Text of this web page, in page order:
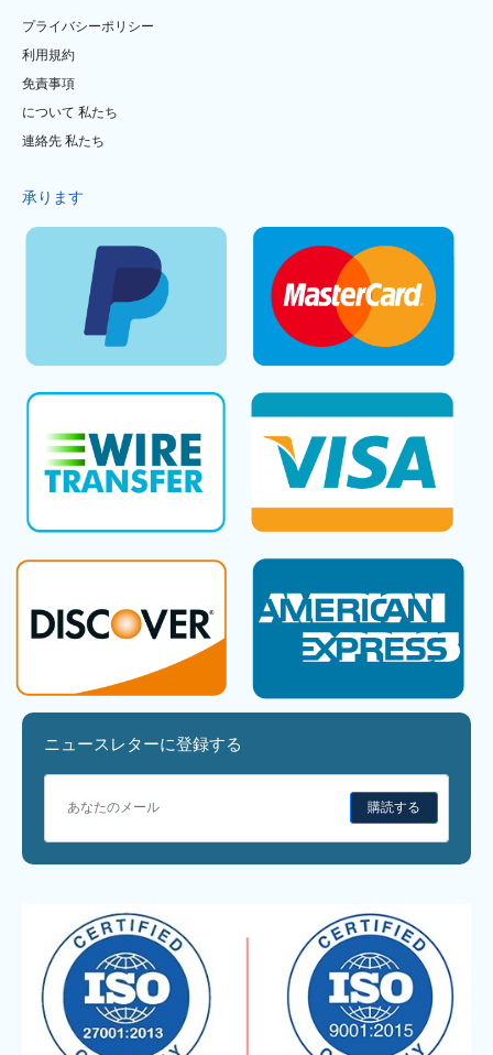
プライバシーポリシー
利用規約
免責事項
について 私たち
連絡先 私たち
承ります
ニュースレターに登録する
購読する